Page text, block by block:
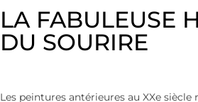
LA FABULEUSE
DU SOURIRE
Les peintures antérieures au XXe siècle